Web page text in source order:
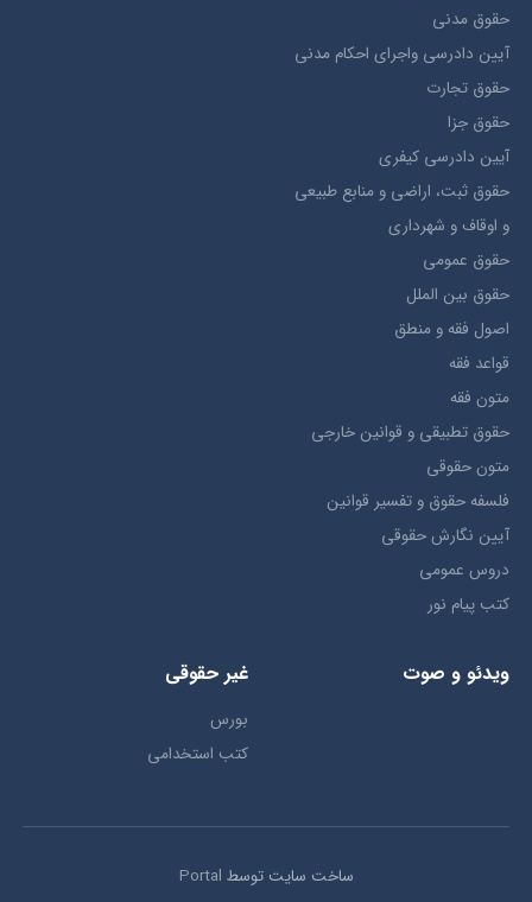
حقوق مدني
آيين دادرسي ​واجراي ​احکام ​مدني
حقوق تجارت
حقوق جزا
آيین دادرسی کیفری
حقوق ثبت، اراضي و منابع طبيعي
و اوقاف و شهرداری
حقوق عمومی
حقوق بين الملل
اصول فقه و منطق
قواعد فقه
متون فقه
حقوق تطبيقي و قوانین خارجی
متون حقوقي
فلسفه حقوق و تفسیر قوانین
آیین نگارش حقوقی
دروس عمومی
کتب پیام نور
ویدئو و صوت غیر حقوقی
بورس
کتب استخدامی
ساخت سایت توسط Portal